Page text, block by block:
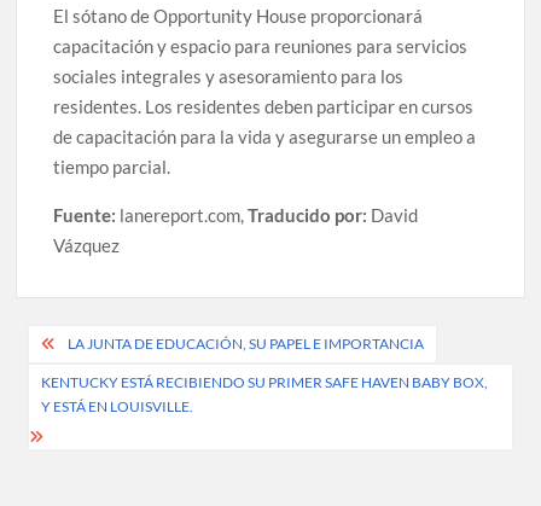
El sótano de Opportunity House proporcionará
capacitación y espacio para reuniones para servicios
sociales integrales y asesoramiento para los
residentes. Los residentes deben participar en cursos
de capacitación para la vida y asegurarse un empleo a
tiempo parcial.
Fuente: lanereport.com,Traducido por: David
Vázquez
Post
navigation
LA JUNTA DE EDUCACIÓN, SU PAPEL E IMPORTANCIA
KENTUCKY ESTÁ RECIBIENDO SU PRIMER SAFE HAVEN BABY BOX,
Y ESTÁ EN LOUISVILLE.